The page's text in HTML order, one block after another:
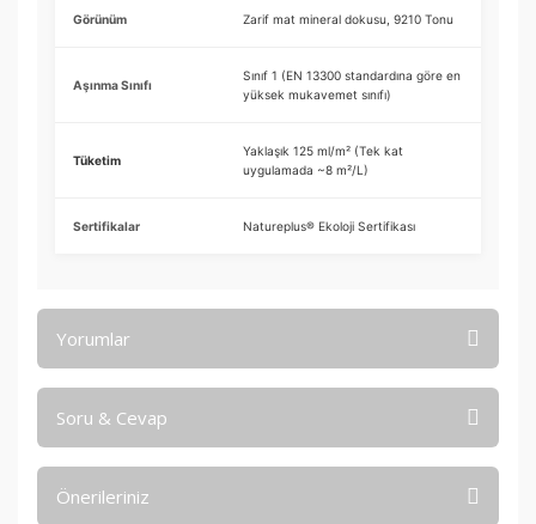
Görünüm Zarif mat mineral dokusu, 9210 Tonu
Aşınma Sınıfı
Sınıf 1 (EN 13300 standardına göre en
yüksek mukavemet sınıfı)
Tüketim
Yaklaşık 125 ml/m² (Tek kat
uygulamada ~8 m²/L)
Sertifikalar Natureplus® Ekoloji Sertifikası
Yorumlar
Soru & Cevap
Önerileriniz